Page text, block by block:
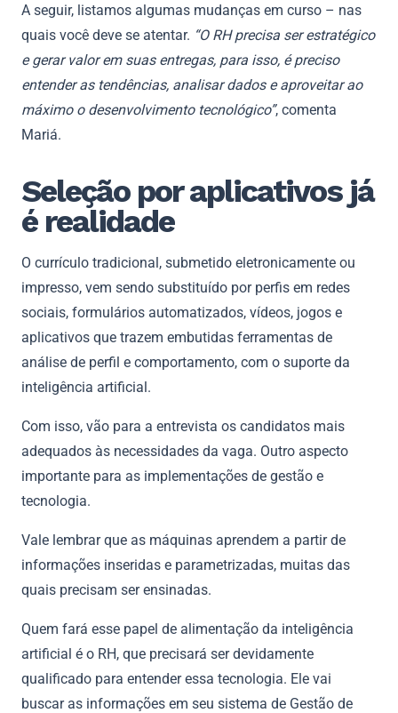
A seguir, listamos algumas mudanças em curso – nas
quais você deve se atentar. “O RH precisa ser estratégico
e gerar valor em suas entregas, para isso, é preciso
entender as tendências, analisar dados e aproveitar ao
máximo o desenvolvimento tecnológico”, comenta
Mariá.
Seleção por aplicativos já
é realidade
O currículo tradicional, submetido eletronicamente ou
impresso, vem sendo substituído por perfis em redes
sociais, formulários automatizados, vídeos, jogos e
aplicativos que trazem embutidas ferramentas de
análise de perfil e comportamento, com o suporte da
inteligência artificial.
Com isso, vão para a entrevista os candidatos mais
adequados às necessidades da vaga. Outro aspecto
importante para as implementações de gestão e
tecnologia.
Vale lembrar que as máquinas aprendem a partir de
informações inseridas e parametrizadas, muitas das
quais precisam ser ensinadas.
Quem fará esse papel de alimentação da inteligência
artificial é o RH, que precisará ser devidamente
qualificado para entender essa tecnologia. Ele vai
buscar as informações em seu sistema de Gestão de